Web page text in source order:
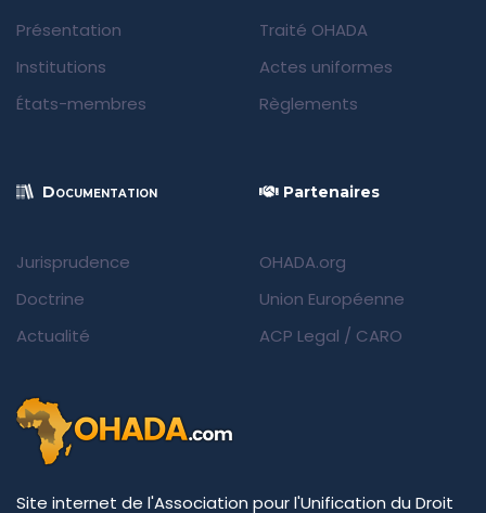
Présentation
Institutions
États-membres
Traité OHADA
Actes uniformes
Règlements
Documentation
Jurisprudence
Doctrine
Actualité
Partenaires
OHADA.org
Union Européenne
ACP Legal / CARO
Site internet de l'Association pour l'Unification du Droit